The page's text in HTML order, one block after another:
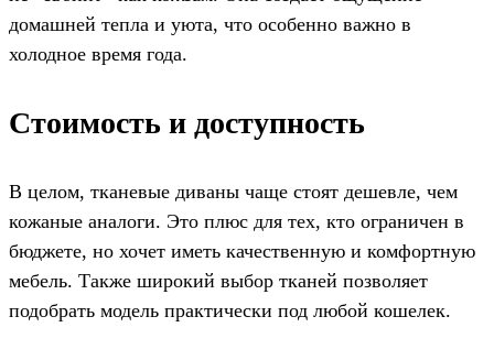
домашней тепла и уюта, что особенно важно в
холодное время года.
Стоимость и доступность
В целом, тканевые диваны чаще стоят дешевле, чем
кожаные аналоги. Это плюс для тех, кто ограничен в
бюджете, но хочет иметь качественную и комфортную
мебель. Также широкий выбор тканей позволяет
подобрать модель практически под любой кошелек.